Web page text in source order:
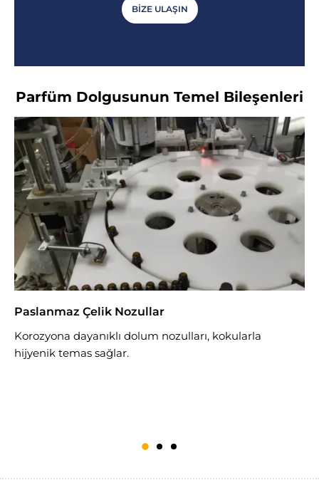
BIZE ULAŞIN
Parfüm Dolgusunun Temel Bileşenleri
Korozyona dayanıklı dolum nozulları, kokularla
hijyenik temas sağlar.
Paslanmaz Çelik Nozullar